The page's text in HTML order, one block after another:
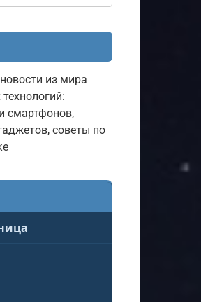
из мира
смартфонов,
советы по